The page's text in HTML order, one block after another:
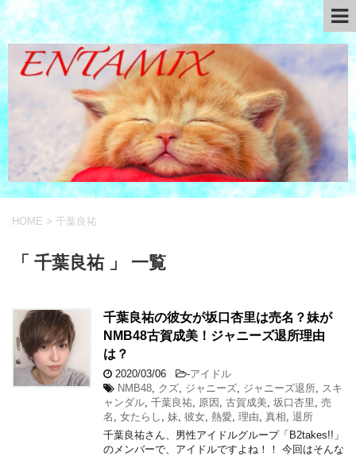
HOME > 千葉良祐
「 千葉良祐 」 一覧
千葉良祐の彼女が坂口杏里は売名？妹が
NMB48古賀成美！ジャニーズ退所理由
は？
2020/03/06 -アイドル
NMB48 クズ ジャニーズ ジャニーズ退所
スキ
ャンダル 千葉良祐 原因 古賀成美 坂口杏里
売
名
女たらし 妹 彼女 熱愛 理由 真相 退所
千葉良祐さん、男性アイドルグループ「B2takes!!」
のメンバーで、アイドルですよね！！ 今回はそんな